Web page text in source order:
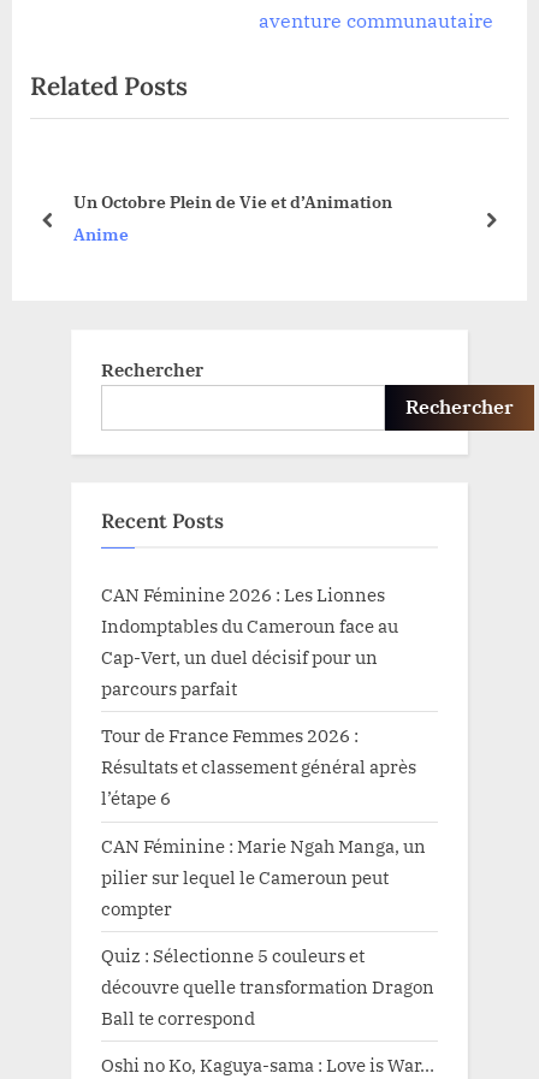
s
P
t
P
o
aventure communautaire
Related Posts
Un Octobre Plein de Vie et d’Animation
Anime
prev next
Rechercher
Rechercher
Recent Posts
CAN Féminine 2026 : Les Lionnes
Indomptables du Cameroun face au
Cap-Vert, un duel décisif pour un
parcours parfait
Tour de France Femmes 2026 :
Résultats et classement général après
l’étape 6
CAN Féminine : Marie Ngah Manga, un
pilier sur lequel le Cameroun peut
compter
Quiz : Sélectionne 5 couleurs et
découvre quelle transformation Dragon
Ball te correspond
Oshi no Ko, Kaguya-sama : Love is War…